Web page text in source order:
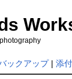
ックアップ| 添付